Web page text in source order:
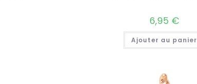
6,95 €
Ajouter au panier